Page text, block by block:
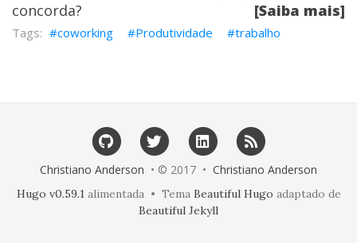
concorda?
[Saiba mais]
coworking Produtividade trabalho
Christiano Anderson • © 2017 • Christiano Anderson
Hugo v0.59.1alimentada • Tema Beautiful Hugo adaptado de
Beautiful Jekyll